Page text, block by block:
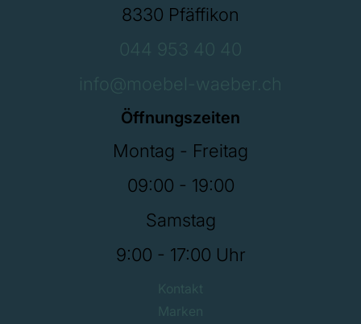
8330 Pfäffikon
044 953 40 40
info@moebel-waeber.ch
Öffnungszeiten
Montag - Freitag
09:00 - 19:00
Samstag
9:00 - 17:00 Uhr
Kontakt
Marken